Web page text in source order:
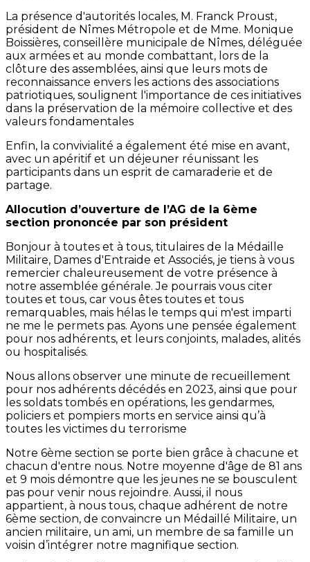
La présence d'autorités locales, M. Franck Proust,
président de Nîmes Métropole et de Mme. Monique
Boissières, conseillère municipale de Nîmes, déléguée
aux armées et au monde combattant, lors de la
clôture des assemblées, ainsi que leurs mots de
reconnaissance envers les actions des associations
patriotiques, soulignent l'importance de ces initiatives
dans la préservation de la mémoire collective et des
valeurs fondamentales
Enfin, la convivialité a également été mise en avant,
avec un apéritif et un déjeuner réunissant les
participants dans un esprit de camaraderie et de
partage.
Allocution d’ouverture de l’AG de la 6ème
section prononcée par son président
Bonjour à toutes et à tous, titulaires de la Médaille
Militaire, Dames d'Entraide et Associés, je tiens à vous
remercier chaleureusement de votre présence à
notre assemblée générale. Je pourrais vous citer
toutes et tous, car vous êtes toutes et tous
remarquables, mais hélas le temps qui m'est imparti
ne me le permets pas. Ayons une pensée également
pour nos adhérents, et leurs conjoints, malades, alités
ou hospitalisés.
Nous allons observer une minute de recueillement
pour nos adhérents décédés en 2023, ainsi que pour
les soldats tombés en opérations, les gendarmes,
policiers et pompiers morts en service ainsi qu’à
toutes les victimes du terrorisme
Notre 6ème section se porte bien grâce à chacune et
chacun d'entre nous. Notre moyenne d'âge de 81 ans
et 9 mois démontre que les jeunes ne se bousculent
pas pour venir nous rejoindre. Aussi, il nous
appartient, à nous tous, chaque adhérent de notre
6ème section, de convaincre un Médaillé Militaire, un
ancien militaire, un ami, un membre de sa famille un
voisin d’intégrer notre magnifique section.